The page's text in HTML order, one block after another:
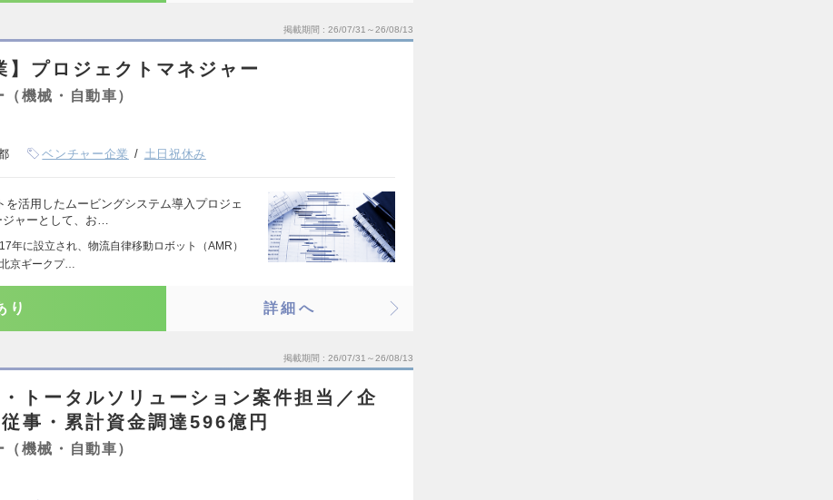
掲載期間 26/07/31～26/08/13
】プロジェクトマネジャー
機械・自動車）
ベンチャー企業 土日祝休み
活用したムービングシステム導入プロジェ
ャーとして、お…
年に設立され、物流自律移動ロボット（AMR）
京ギークプ…
り 詳細へ
掲載期間 26/07/31～26/08/13
トータルソリューション案件担当／企
事・累計資金調達596億円
機械・自動車）